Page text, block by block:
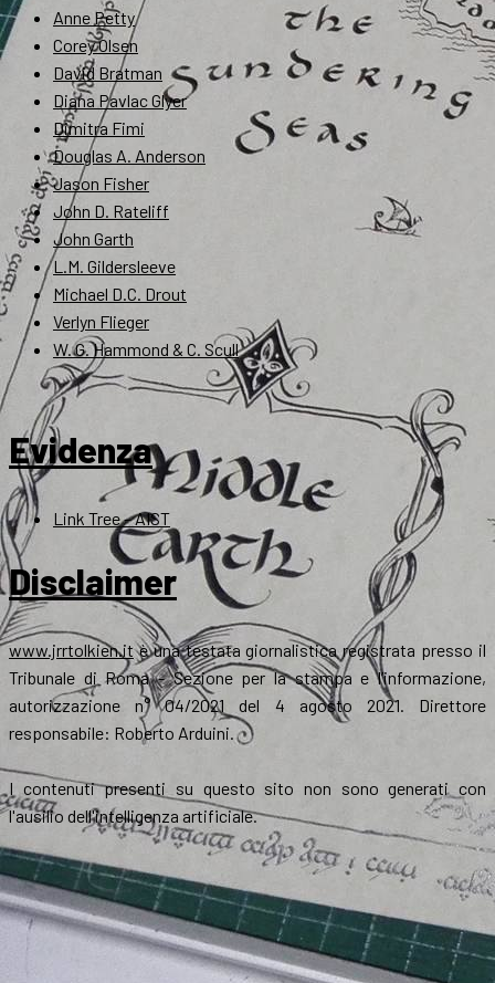
Anne Petty
Corey Olsen
David Bratman
Diana Pavlac Glyer
Dimitra Fimi
Douglas A. Anderson
Jason Fisher
John D. Rateliff
John Garth
L.M. Gildersleeve
Michael D.C. Drout
Verlyn Flieger
W. G. Hammond & C. Scull
Evidenza
Link Tree – AIST
Disclaimer
www.jrrtolkien.itè una testata giornalistica registrata presso il
Tribunale di Roma - Sezione per la stampa e l’informazione,
autorizzazione n° 04/2021 del 4 agosto 2021. Direttore
responsabile: Roberto Arduini.
I contenuti presenti su questo sito non sono generati con
l'ausilio dell'intelligenza artificiale.